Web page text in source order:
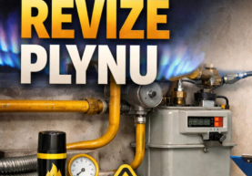
Skip
to
content